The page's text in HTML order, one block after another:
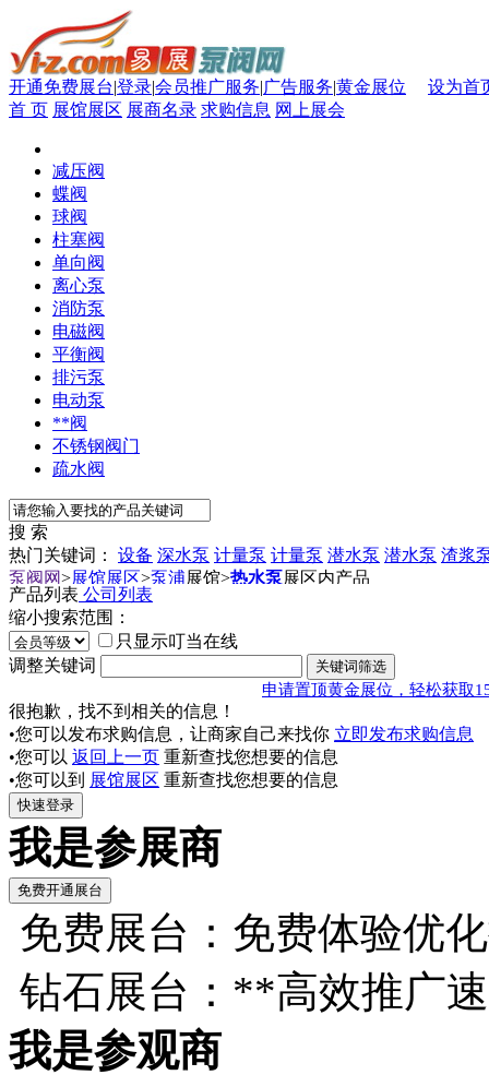
开通免费展台|登录|会员推广服务|广告服务|黄金展位
设为首
首 页 展馆展区 展商名录 求购信息 网上展会
减压阀
蝶阀
球阀
柱塞阀
单向阀
离心泵
消防泵
电磁阀
平衡阀
排污泵
电动泵
**阀
不锈钢阀门
疏水阀
搜 索
热门关键词： 设备 深水泵 计量泵 计量泵 潜水泵 潜水泵 渣浆
泵阀网>展馆展区>泵浦展馆>热水泵展区内产品
产品列表 公司列表
缩小搜索范围：
只显示叮当在线
调整关键词
申请置顶黄金展位，轻松获取
很抱歉，找不到相关的信息！
•您可以发布求购信息，让商家自己来找你 立即发布求购信息
•您可以 返回上一页 重新查找您想要的信息
•您可以到 展馆展区 重新查找您想要的信息
我是参展商
免费展台：免费体验优
钻石展台：**高效推广
我是参观商